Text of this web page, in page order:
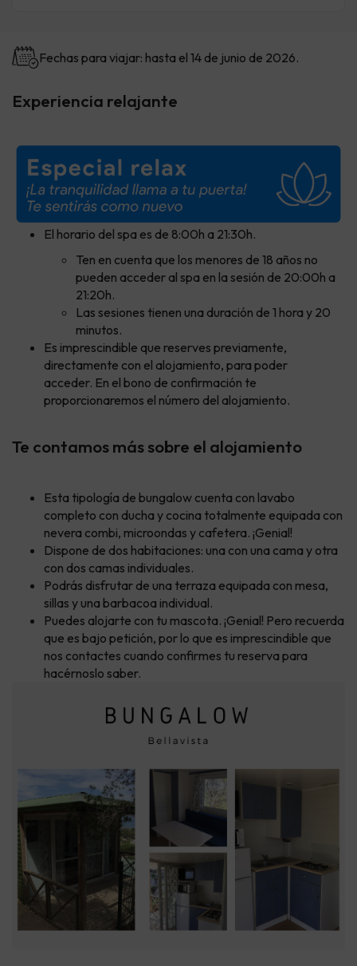
Fechas para viajar: hasta el 14 de junio de 2026.
Experiencia relajante
El horario del spa es de 8:00h a 21:30h.
Ten en cuenta que los menores de 18 años no
pueden acceder al spa en la sesión de 20:00h a
21:20h.
Las sesiones tienen una duración de 1 hora y 20
minutos.
Es imprescindible que reserves previamente,
directamente con el alojamiento, para poder
acceder. En el bono de confirmación te
proporcionaremos el número del alojamiento.
Te contamos más sobre el alojamiento
Esta tipología de bungalow cuenta con lavabo
completo con ducha y cocina totalmente equipada con
nevera combi, microondas y cafetera. ¡Genial!
Dispone de dos habitaciones: una con una cama y otra
con dos camas individuales.
Podrás disfrutar de una terraza equipada con mesa,
sillas y una barbacoa individual.
Puedes alojarte con tu mascota. ¡Genial! Pero recuerda
que es bajo petición, por lo que es imprescindible que
nos contactes cuando confirmes tu reserva para
hacérnoslo saber.